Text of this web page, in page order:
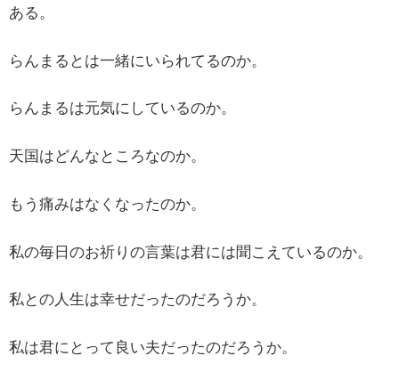
ある。
らんまるとは一緒にいられてるのか。
らんまるは元気にしているのか。
天国はどんなところなのか。
もう痛みはなくなったのか。
私の毎日のお祈りの言葉は君には聞こえているのか。
私との人生は幸せだったのだろうか。
私は君にとって良い夫だったのだろうか。